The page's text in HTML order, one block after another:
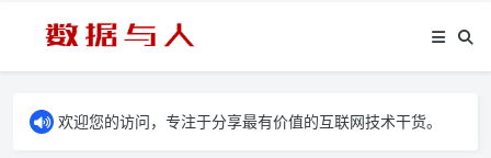
欢迎您的访问，专注于分享最有价值的互联网技术干货。